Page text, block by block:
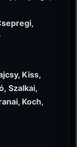
Kiss,
Szalkai,
Koch,